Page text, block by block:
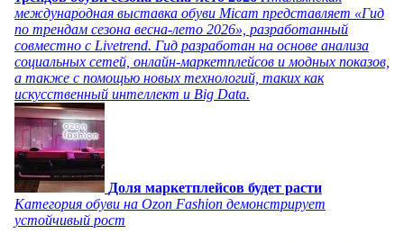
международная выставка обуви Micam представляет «Гид
по трендам сезона весна-лето 2026», разработанный
совместно с Livetrend. Гид разработан на основе анализа
социальных сетей, онлайн-маркетплейсов и модных показов,
а также с помощью новых технологий, таких как
искусственный интеллект и Big Data.
Доля маркетплейсов будет расти
Категория обуви на Ozon Fashion демонстрирует
устойчивый рост